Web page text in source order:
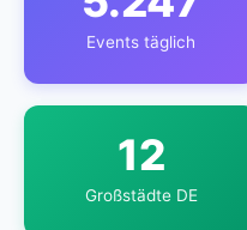
Events täglich
12
Großstädte DE